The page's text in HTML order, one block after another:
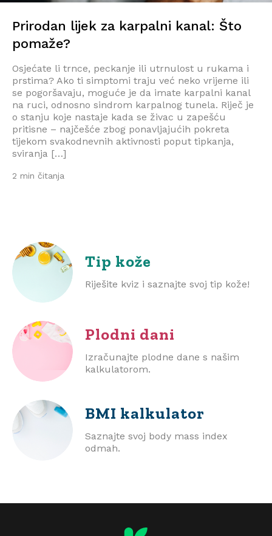
Prirodan lijek za karpalni kanal: Što
pomaže?
Osjećate li trnce, peckanje ili utrnulost u rukama i
prstima? Ako ti simptomi traju već neko vrijeme ili
se pogoršavaju, moguće je da imate karpalni kanal
na ruci, odnosno sindrom karpalnog tunela. Riječ je
o stanju koje nastaje kada se živac u zapešću
pritisne – najčešće zbog ponavljajućih pokreta
tijekom svakodnevnih aktivnosti poput tipkanja,
sviranja […]
2 min čitanja
Tip kože
Riješite kviz i saznajte svoj tip kože!
Plodni dani
Izračunajte plodne dane s našim
kalkulatorom.
BMI kalkulator
Saznajte svoj body mass index
odmah.